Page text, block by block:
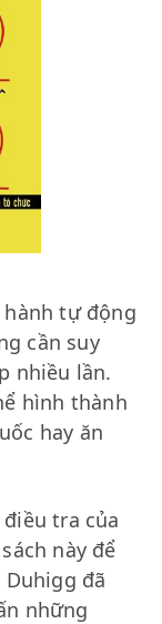
hành tự động
cần suy
nhiều lần.
hình thành
hay ăn
tra của
này để
đã
những